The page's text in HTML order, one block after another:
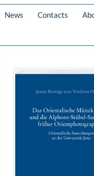
News Contacts